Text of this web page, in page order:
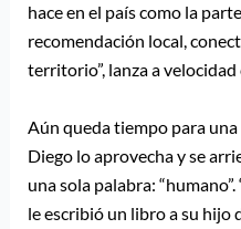
hace en el país como la
recomendación local,
territorio”, lanza a velocidad
Aún queda tiempo para
Diego lo aprovecha y se
una sola palabra:
le escribió un libro a su hijo